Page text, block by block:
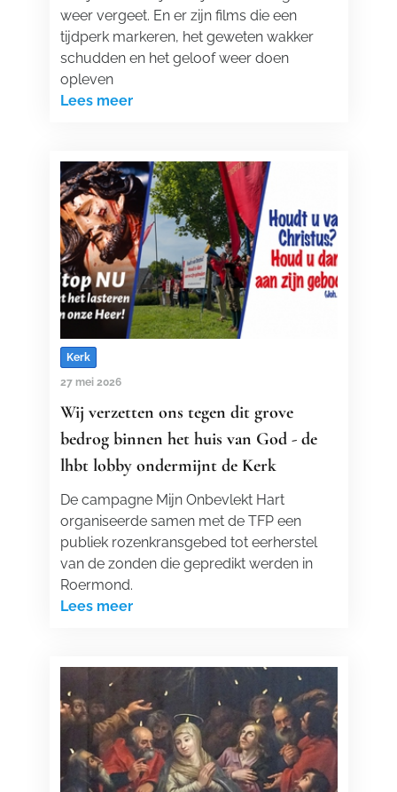
weer vergeet. En er zijn films die een
tijdperk markeren, het geweten wakker
schudden en het geloof weer doen
opleven
Lees meer
Kerk
27 mei 2026
Wij verzetten ons tegen dit grove
bedrog binnen het huis van God - de
lhbt lobby ondermijnt de Kerk
De campagne Mijn Onbevlekt Hart
organiseerde samen met de TFP een
publiek rozenkransgebed tot eerherstel
van de zonden die gepredikt werden in
Roermond.
Lees meer